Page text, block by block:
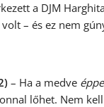
a DJM
– és ez nem
– Ha a medve
lőhet. Nem